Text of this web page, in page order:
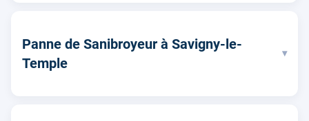
Panne de Sanibroyeur à Savigny-le-
Temple
▾